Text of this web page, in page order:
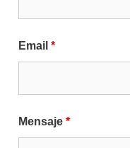
Email *
Mensaje *